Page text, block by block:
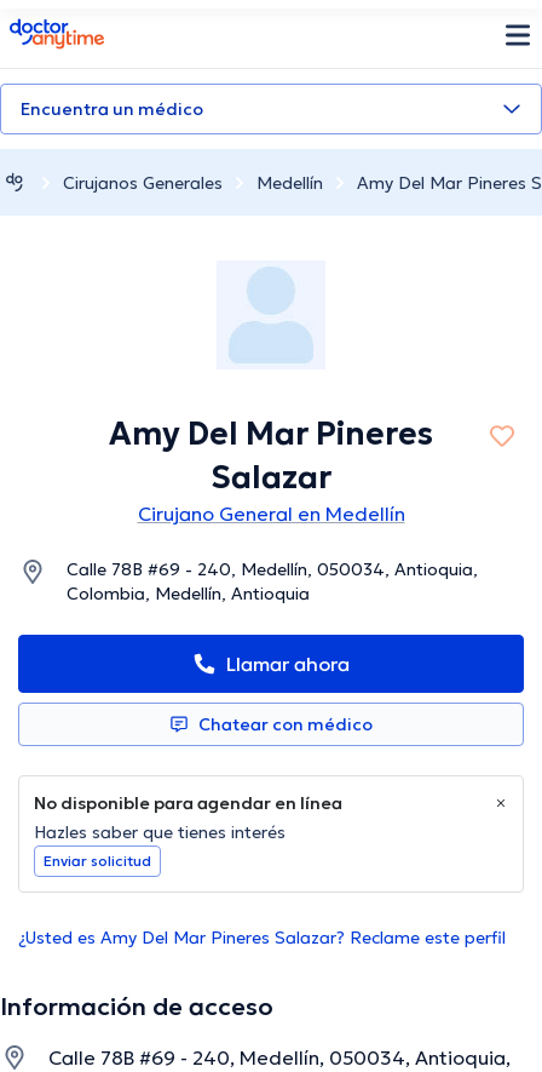
doctoranytime
Encuentra un médico
Cirujanos Generales Medellín Amy Del Mar Pineres
Amy Del Mar Pineres
Salazar
Cirujano General en Medellín
Calle 78B #69 - 240, Medellín, 050034, Antioquia,
Colombia, Medellín, Antioquia
Llamar ahora
Chatear con médico
No disponible para agendar en línea
Hazles saber que tienes interés
Enviar solicitud
¿Usted es Amy Del Mar Pineres Salazar? Reclame este perfil
Información de acceso
Calle 78B #69 - 240, Medellín, 050034, Antioquia,